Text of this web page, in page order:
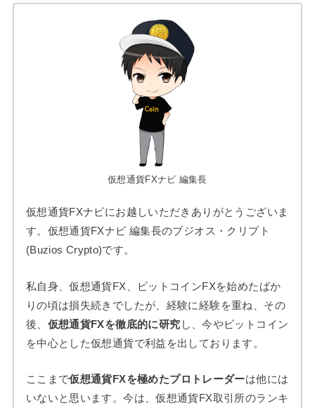
仮想通貨FXナビ 編集長
仮想通貨FXナビにお越しいただきありがとうございま
す。仮想通貨FXナビ 編集長のブジオス・クリプト
(Buzios Crypto)です。
私自身、仮想通貨FX、ビットコインFXを始めたばか
りの頃は損失続きでしたが、経験に経験を重ね、その
後、 仮想通貨FXを徹底的に研究 し、今やビットコイン
を中心とした仮想通貨で利益を出しております。
ここまで仮想通貨FXを極めたプロトレーダーは他には
いないと思います。今は、仮想通貨FX取引所のランキ